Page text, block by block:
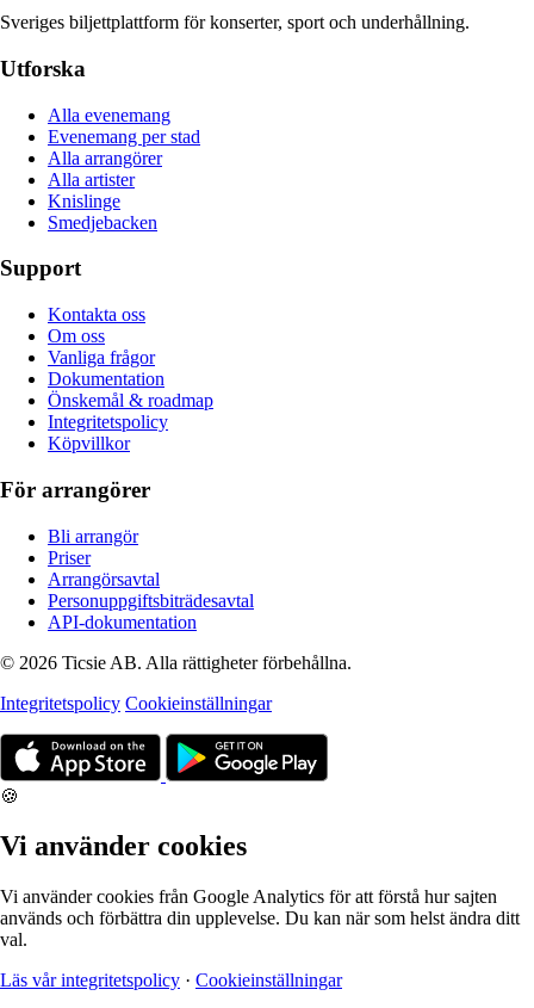
Sveriges biljettplattform för konserter, sport och underhållning.
Utforska
Alla evenemang
Evenemang per stad
Alla arrangörer
Alla artister
Knislinge
Smedjebacken
Support
Kontakta oss
Om oss
Vanliga frågor
Dokumentation
Önskemål & roadmap
Integritetspolicy
Köpvillkor
För arrangörer
Bli arrangör
Priser
Arrangörsavtal
Personuppgiftsbiträdesavtal
API-dokumentation
© 2026 Ticsie AB. Alla rättigheter förbehållna.
Integritetspolicy Cookieinställningar
🍪
Vi använder cookies
Vi använder cookies från Google Analytics för att förstå hur sajten
används och förbättra din upplevelse. Du kan när som helst ändra ditt
val.
Läs vår integritetspolicy · Cookieinställningar